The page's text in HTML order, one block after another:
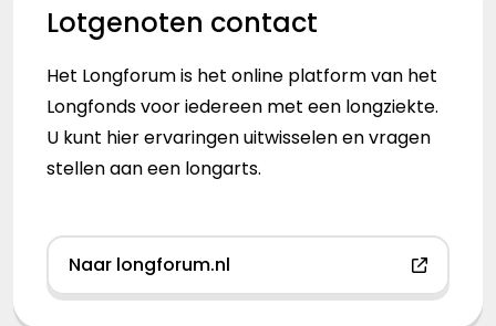
Lotgenoten contact
Het Longforum is het online platform van het
Longfonds voor iedereen met een longziekte.
U kunt hier ervaringen uitwisselen en vragen
stellen aan een longarts.
Naar longforum.nl